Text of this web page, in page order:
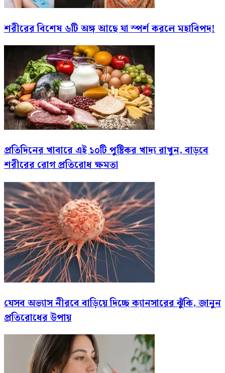
শরীরের বিশেষ ৬টি অঙ্গ আছে যা স্পর্শ করলে মহাবিপদ!
প্রতিদিনের খাবারে এই ১০টি পুষ্টিকর খাদ্য রাখুন, বাড়বে
শরীরের রোগ প্রতিরোধ ক্ষমতা
যেসব অভ্যাস নীরবে বাড়িয়ে দিচ্ছে ক্যানসারের ঝুঁকি, জানুন
প্রতিরোধের উপায়